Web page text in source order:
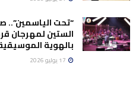
“تحت الياسمين”..
الستين لمهرجان
بالهوية